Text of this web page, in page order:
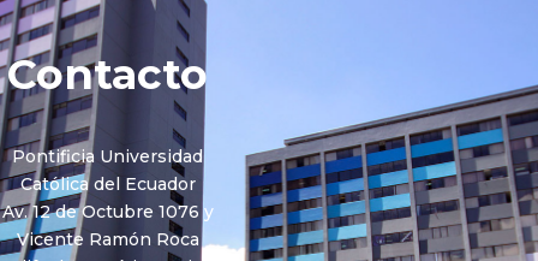
Contacto
Pontificia Universidad
Católica del Ecuador
Av. 12 de Octubre 1076 y
Vicente Ramón Roca